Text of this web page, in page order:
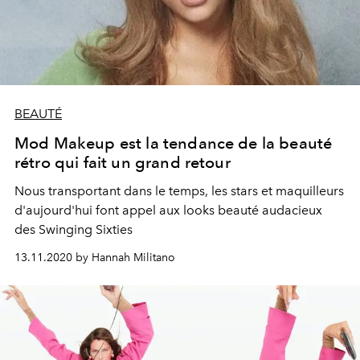
BEAUTÉ
Mod Makeup est la tendance de la beauté
rétro qui fait un grand retour
Nous transportant dans le temps, les stars et maquilleurs
d'aujourd'hui font appel aux looks beauté audacieux
des Swinging Sixties
13.11.2020 by Hannah Militano